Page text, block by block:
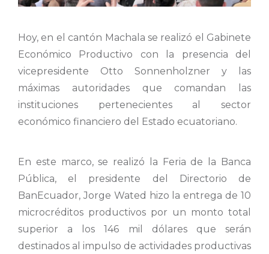
Hoy, en el cantón Machala se realizó el Gabinete
Económico Productivo con la presencia del
vicepresidente Otto Sonnenholzner y las
máximas autoridades que comandan las
instituciones pertenecientes al sector
económico financiero del Estado ecuatoriano.
En este marco, se realizó la Feria de la Banca
Pública, el presidente del Directorio de
BanEcuador, Jorge Wated hizo la entrega de 10
microcréditos productivos por un monto total
superior a los 146 mil dólares que serán
destinados al impulso de actividades productivas